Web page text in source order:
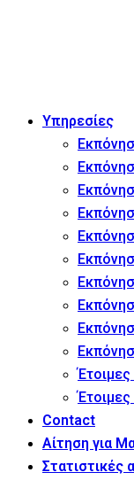
Υπηρεσίες
Έτοιμες
Contact
Αίτηση για
Στατιστικές